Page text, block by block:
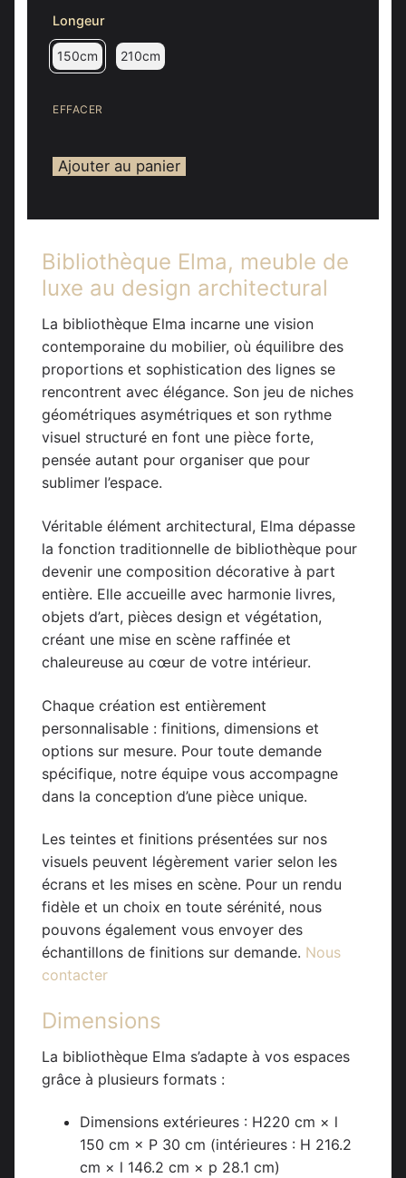
Longeur
150cm 210cm
EFFACER
Ajouter au panier
Bibliothèque Elma, meuble de
luxe au design architectural
La bibliothèque Elma incarne une vision
contemporaine du mobilier, où équilibre des
proportions et sophistication des lignes se
rencontrent avec élégance. Son jeu de niches
géométriques asymétriques et son rythme
visuel structuré en font une pièce forte,
pensée autant pour organiser que pour
sublimer l’espace.
Véritable élément architectural, Elma dépasse
la fonction traditionnelle de bibliothèque pour
devenir une composition décorative à part
entière. Elle accueille avec harmonie livres,
objets d’art, pièces design et végétation,
créant une mise en scène raffinée et
chaleureuse au cœur de votre intérieur.
Chaque création est entièrement
personnalisable : finitions, dimensions et
options sur mesure. Pour toute demande
spécifique, notre équipe vous accompagne
dans la conception d’une pièce unique.
Les teintes et finitions présentées sur nos
visuels peuvent légèrement varier selon les
écrans et les mises en scène. Pour un rendu
fidèle et un choix en toute sérénité, nous
pouvons également vous envoyer des
échantillons de finitions sur demande. Nous
contacter
Dimensions
La bibliothèque Elma s’adapte à vos espaces
grâce à plusieurs formats :
Dimensions extérieures : H220 cm × l
150 cm × P 30 cm (intérieures : H 216.2
cm × l 146.2 cm × p 28.1 cm)